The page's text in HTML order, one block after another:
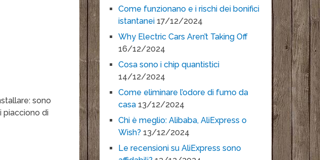
sono
piacciono di
Come funzionano e i rischi dei bonifici
istantanei 17/12/2024
Why Electric Cars Aren’t Taking Off
16/12/2024
Cosa sono i chip quantistici
14/12/2024
Come eliminare l’odore di fumo da
casa 13/12/2024
Chi è meglio: Alibaba, AliExpress o
Wish? 13/12/2024
Le recensioni su AliExpress sono